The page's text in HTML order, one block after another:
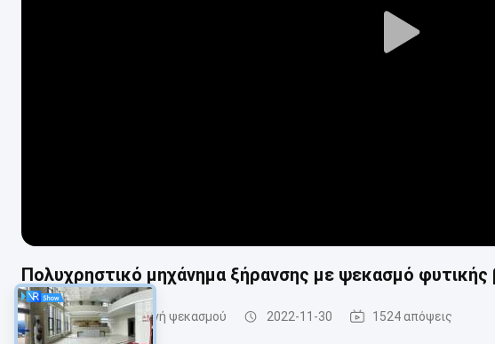
Play
Πολυχρηστικό μηχάνημα ξήρανσης με ψεκασμό
Αποξηραντική μηχανή ψεκασμού 2022-11-30 1524 απόψεις